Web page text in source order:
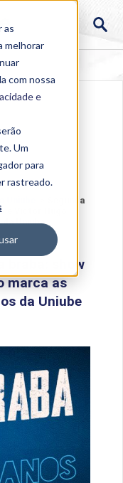
as
melhorar
com nossa
e
Um
para
rastreado.
Segunda
e Victor Hugo
Uniube
braba: show
marca as
da Uniube